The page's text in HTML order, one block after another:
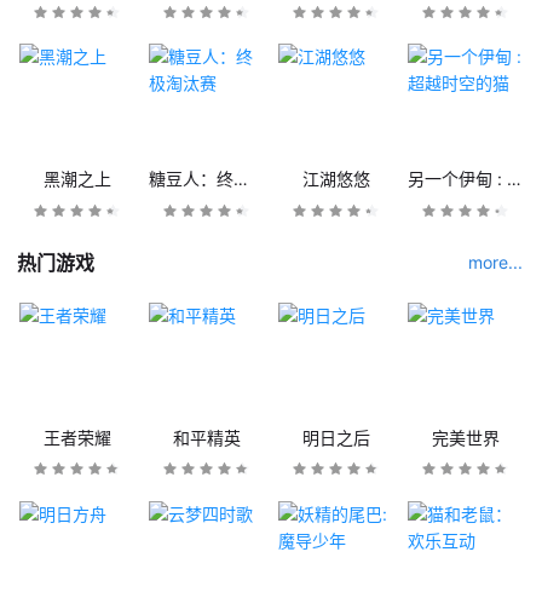
黑潮之上 糖豆人：终极淘汰赛 江湖悠悠 另一个伊甸 : 超越时空的猫
热门游戏 more...
王者荣耀 和平精英 明日之后 完美世界